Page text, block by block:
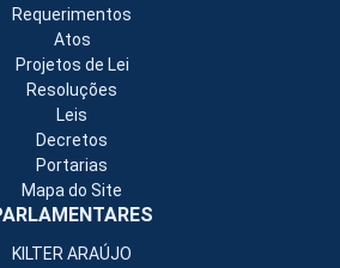
Requerimentos
Atos
Projetos de Lei
Resoluções
Leis
Decretos
Portarias
Mapa do Site
KILTER ARAÚJO